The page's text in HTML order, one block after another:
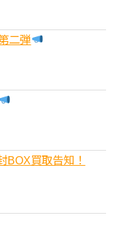
二弾
買取告知！